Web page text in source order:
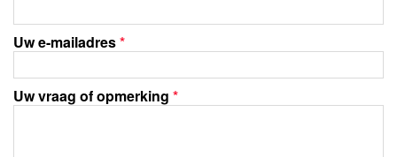
Uw e-mailadres*
Uw vraag of opmerking *